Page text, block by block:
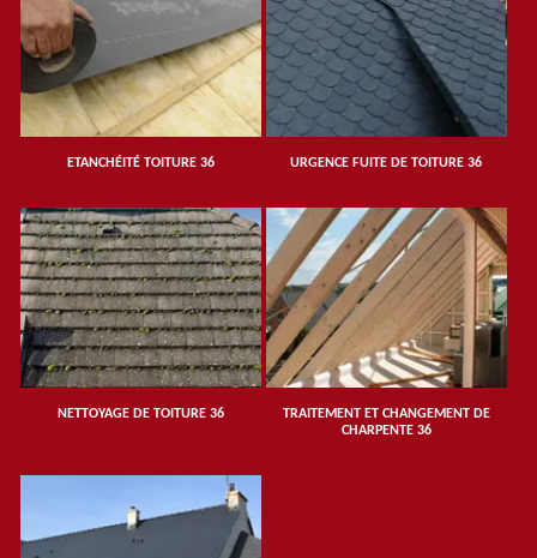
ETANCHÉITÉ TOITURE 36 URGENCE FUITE DE TOITURE 36
NETTOYAGE DE TOITURE 36
TRAITEMENT ET CHANGEMENT DE
CHARPENTE 36